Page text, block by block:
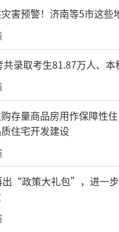
销活动公司的股
看其投资金额和
司进行传销活动过
释称，如徐峥和
现质量问题，其
责任。
上游新闻）
害预警！济南等5市这些
共录取考生81.87万人、
存量商品房用作保障性住
住宅开发建设
出“政策大礼包”，进一